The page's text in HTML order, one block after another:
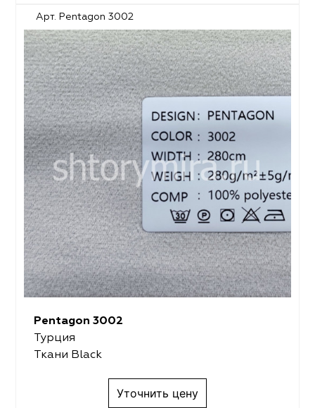
Арт. Pentagon 3002
Pentagon 3002
Турция
Ткани Black
Уточнить цену